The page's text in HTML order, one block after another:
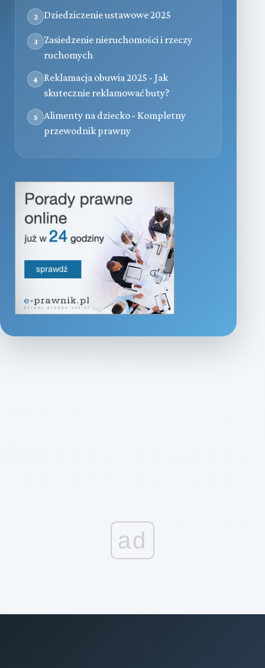
2 Dziedziczenie ustawowe 2025
3
Zasiedzenie nieruchomości i rzeczy
ruchomych
4
Reklamacja obuwia 2025 - Jak
skutecznie reklamować buty?
5
Alimenty na dziecko - Kompletny
przewodnik prawny
ad